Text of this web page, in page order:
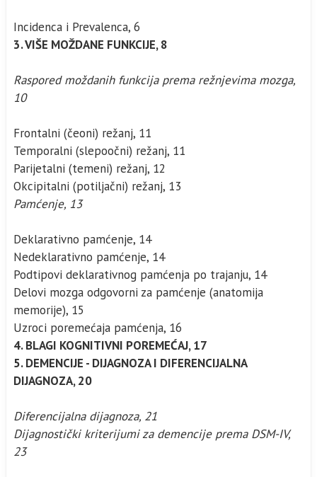
Incidenca i Prevalenca, 6
3. VIŠE MOŽDANE FUNKCIJE, 8
Raspored moždanih funkcija prema režnjevima mozga,
10
Frontalni (čeoni) režanj, 11
Temporalni (slepoočni) režanj, 11
Parijetalni (temeni) režanj, 12
Okcipitalni (potiljačni) režanj, 13
Pamćenje, 13
Deklarativno pamćenje, 14
Nedeklarativno pamćenje, 14
Podtipovi deklarativnog pamćenja po trajanju, 14
Delovi mozga odgovorni za pamćenje (anatomija
memorije), 15
Uzroci poremećaja pamćenja, 16
4. BLAGI KOGNITIVNI POREMEĆAJ, 17
5. DEMENCIJE - DIJAGNOZA I DIFERENCIJALNA
DIJAGNOZA, 20
Diferencijalna dijagnoza, 21
Dijagnostički kriterijumi za demencije prema DSM-IV,
23